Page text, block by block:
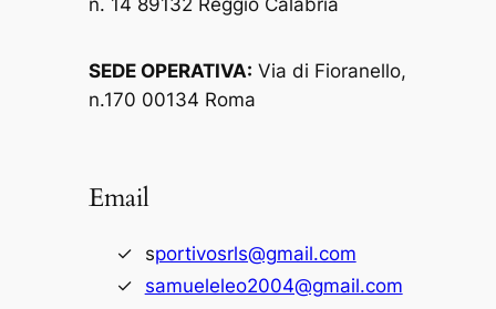
n. 14 89132 Reggio Calabria
SEDE OPERATIVA: Via di Fioranello,
n.170 00134 Roma
Email
sportivosrls@gmail.com
samueleleo2004@gmail.com